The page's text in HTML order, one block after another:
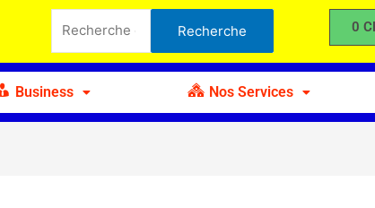
pour :
Recherche 0
Business Nos Services
Cuivre
nue
100m